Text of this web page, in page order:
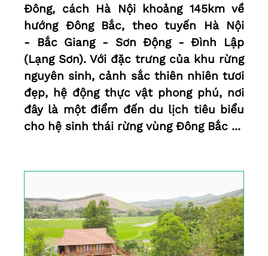
Đông, cách Hà Nội khoảng 145km về
hướng Đông Bắc, theo tuyến Hà Nội
- Bắc Giang - Sơn Động - Đình Lập
(Lạng Sơn). Với đặc trưng của khu rừng
nguyên sinh, cảnh sắc thiên nhiên tươi
đẹp, hệ động thực vật phong phú, nơi
đây là một điểm đến du lịch tiêu biểu
cho hệ sinh thái rừng vùng Đông Bắc ...